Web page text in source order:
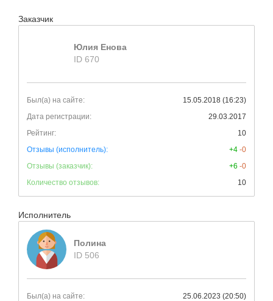
Заказчик
Юлия Енова
ID 670
Был(а) на сайте:
15.05.2018 (16:23)
Дата регистрации:
29.03.2017
Рейтинг:
10
Отзывы (исполнитель):
+4 -0
Отзывы (заказчик):
+6 -0
Количество отзывов:
10
Исполнитель
Полина
ID 506
Был(а) на сайте:
25.06.2023 (20:50)